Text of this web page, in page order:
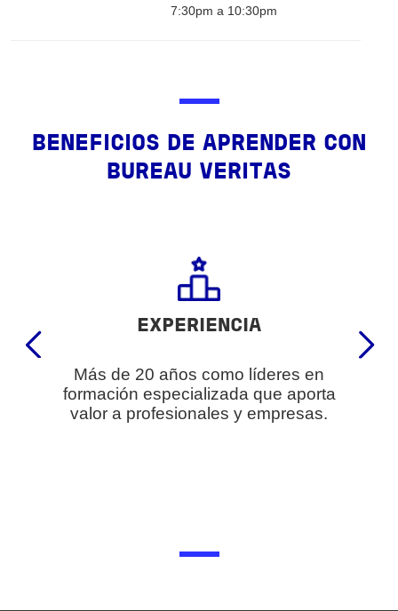
7:30pm a 10:30pm
BENEFICIOS DE APRENDER CON
BUREAU VERITAS
EXPERIENCIA
Más de 20 años como líderes en
formación especializada que aporta
valor a profesionales y empresas.